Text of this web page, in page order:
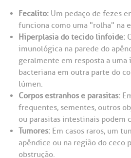
Fecalito: Um pedaço de fezes
funciona como uma "rolha" na
Hiperplasia do tecido linfoide:
imunológica na parede do
geralmente em resposta a
bacteriana em outra parte do
lúmen.
Corpos estranhos e parasitas:
frequentes, sementes, outros
ou parasitas intestinais podem
Tumores: Em casos raros, um
apêndice ou na região do ceco
obstrução.